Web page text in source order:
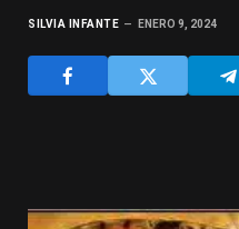
SILVIA INFANTE ENERO 9, 2024